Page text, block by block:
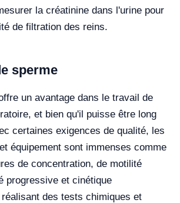
la créatinine dans l'urine pour
de filtration des reins.
sperme
un avantage dans le travail de
et bien qu'il puisse être long
certaines exigences de qualité, les
équipement sont immenses comme
de concentration, de motilité
progressive et cinétique
des tests chimiques et